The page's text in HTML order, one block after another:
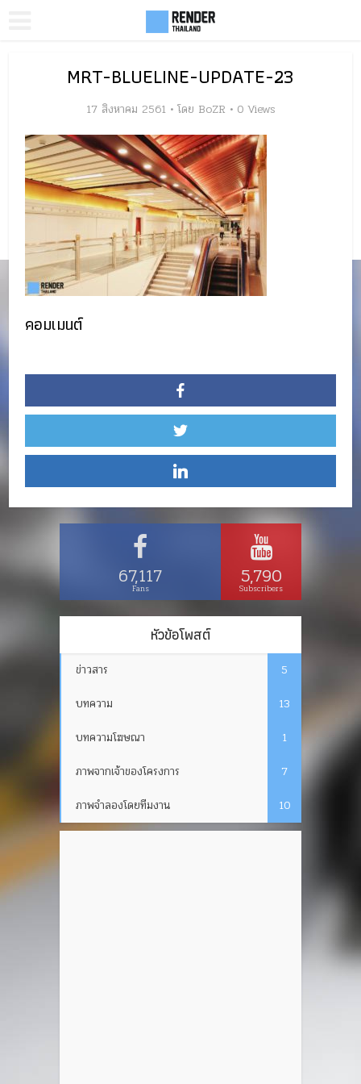
MRT-BLUELINE-UPDATE-23
17 สิงหาคม 2561 โดย BoZR 0 Views
คอมเมนต์
67,117
Fans 5,790
Subscribers
หัวข้อโพสต์
ข่าวสาร
5
บทความ
13
บทความโฆษณา
1
ภาพจากเจ้าของโครงการ
7
ภาพจำลองโดยทีมงาน
10